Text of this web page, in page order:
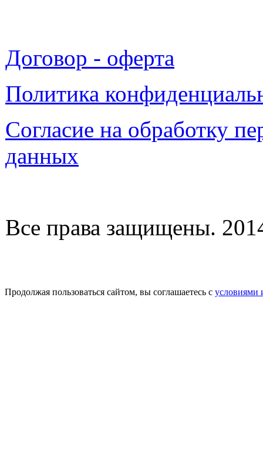
Договор - оферта
Политика
Согласие на обработку
данных
Все права защищены.
Продолжая пользоваться сайтом, вы соглашаетесь с условиями